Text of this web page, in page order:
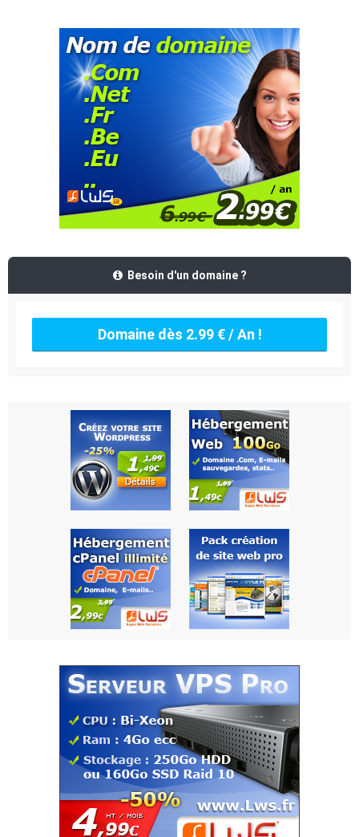
Besoin d'un domaine ?
Domaine dès 2.99 € / An !